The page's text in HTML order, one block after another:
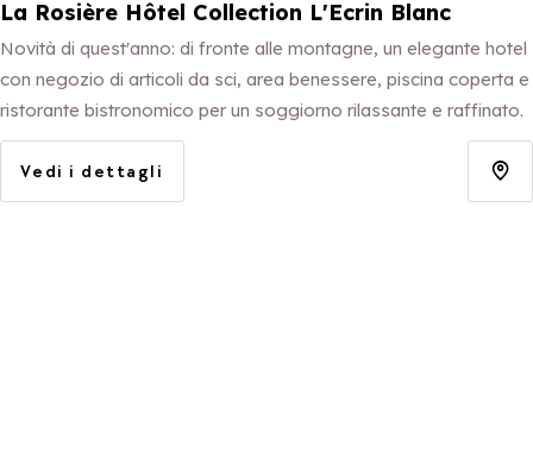
La Rosière Hôtel Collection L'Ecrin Blanc
Novità di quest'anno: di fronte alle montagne, un elegante hotel
con negozio di articoli da sci, area benessere, piscina coperta e
ristorante bistronomico per un soggiorno rilassante e raffinato.
Vedi i dettagli